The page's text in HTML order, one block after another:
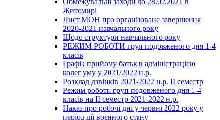
Обмежувальні заходи до 28.02.2021 в
Житомирі
Лист МОН про організоване завершення
2020-2021 навчального року
Щодо структури навчального року
РЕЖИМ РОБОТИ груп подовженого дня 1-4
класів
Графік прийому батьків адміністрацією
колегіуму у 2021/2022 н.р.
Розклад дзвінків 2021-2022 н.р. ІІ семестр
Режим роботи груп подовженого дня 1-4
класів на ІІ семестр 2021-2022 н.р.
Наказ про робочі дні у червні 2022 року у
період дії воєнного стану